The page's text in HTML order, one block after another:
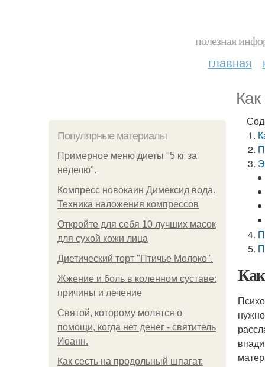
полезная
главная
Популярные материалы
Примерное меню диеты "5 кг за
неделю".
Компресс новокаин Димексид вода.
Техника наложения компрессов
Откройте для себя 10 лучших масок
для сухой кожи лица
Диетический торт "Птичье Молоко".
Жжение и боль в коленном суставе:
причины и лечение
Святой, которому молятся о
помощи, когда нет денег - святитель
Иоанн.
Как сесть на продольный шпагат.